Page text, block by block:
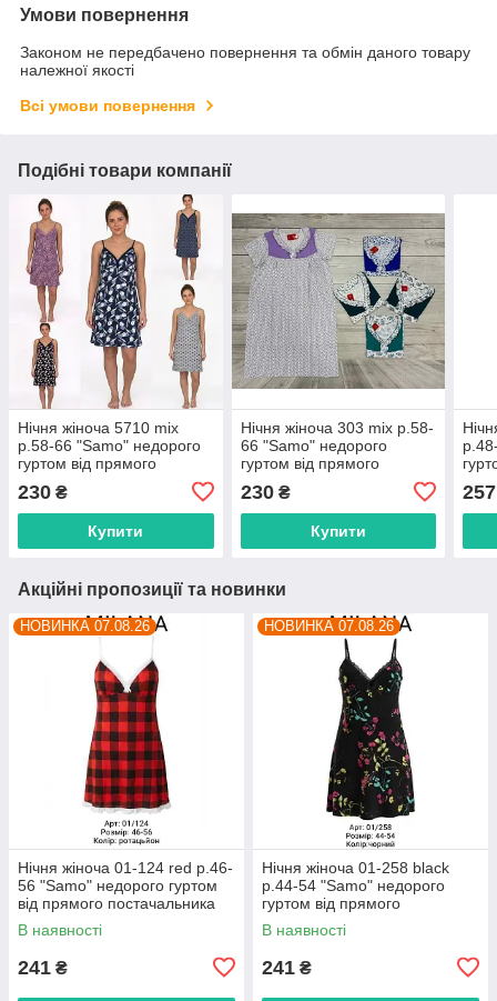
Умови повернення
Законом не передбачено повернення та обмін даного товару
належної якості
Всі умови повернення
Подібні товари компанії
Нічня жіноча 5710 mix
р.58-66 "Samo" недорого
гуртом від прямого
230 ₴
Купити
Нічня жіноча 303 mix р.58-
66 "Samo" недорого
гуртом від прямого
230₴
Купити
257
Акційні пропозиції та новинки
НОВИНКА 07.08.26
Нічня жіноча 01-124 red р.46-
56 "Samo" недорого гуртом
від прямого постачальника
В наявності
241 ₴
НОВИНКА 07.08.26
Нічня жіноча 01-258 black
р.44-54 "Samo" недорого
гуртом від прямого
постачальника
В наявності
241 ₴